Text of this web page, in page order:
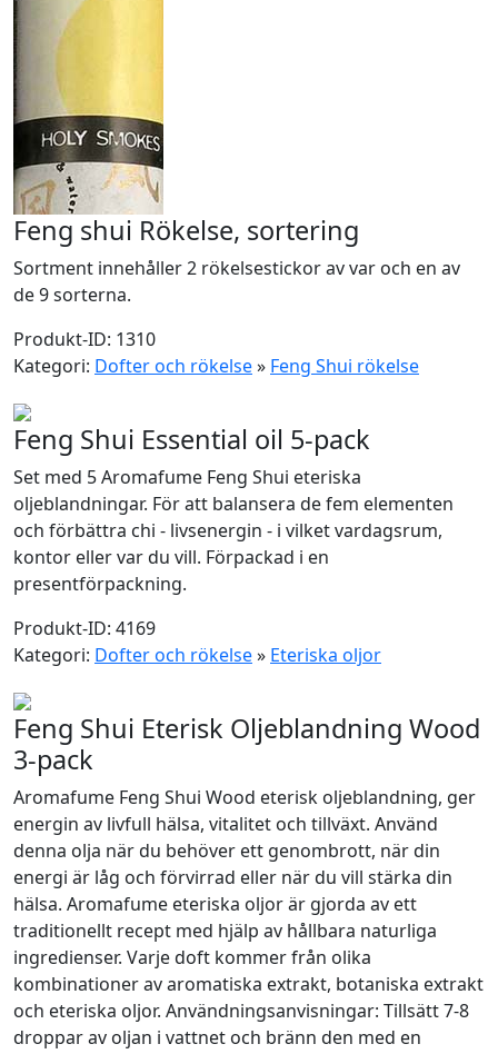
Feng shui Rökelse, sortering
Sortment innehåller 2 rökelsestickor av var och en av
de 9 sorterna.
Produkt-ID: 1310
Kategori: Dofter och rökelse» Feng Shui rökelse
Feng Shui Essential oil 5-pack
Set med 5 Aromafume Feng Shui eteriska
oljeblandningar. För att balansera de fem elementen
och förbättra chi - livsenergin - i vilket vardagsrum,
kontor eller var du vill. Förpackad i en
presentförpackning.
Produkt-ID: 4169
Kategori: Dofter och rökelse» Eteriska oljor
Feng Shui Eterisk Oljeblandning Wood
3-pack
Aromafume Feng Shui Wood eterisk oljeblandning, ger
energin av livfull hälsa, vitalitet och tillväxt. Använd
denna olja när du behöver ett genombrott, när din
energi är låg och förvirrad eller när du vill stärka din
hälsa. Aromafume eteriska oljor är gjorda av ett
traditionellt recept med hjälp av hållbara naturliga
ingredienser. Varje doft kommer från olika
kombinationer av aromatiska extrakt, botaniska extrakt
och eteriska oljor. Användningsanvisningar: Tillsätt 7-8
droppar av oljan i vattnet och bränn den med en